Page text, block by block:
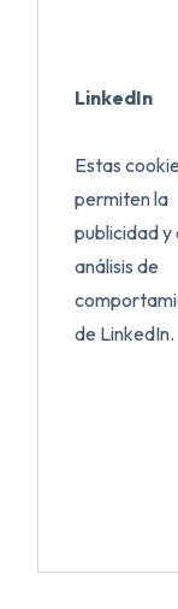
LinkedIn
Estas
permiten la
publicidad y
análisis de
de LinkedIn.